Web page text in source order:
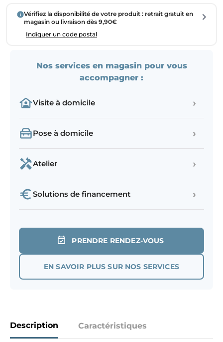
Vérifiez la disponibilité de votre produit : retrait gratuit en
magasin ou livraison dès 9,90€
Indiquer un code postal
Nos services en magasin pour vous
accompagner :
Visite à domicile ›
Pose à domicile ›
Atelier ›
Solutions de financement ›
PRENDRE RENDEZ-VOUS
EN SAVOIR PLUS SUR NOS SERVICES
Description Caractéristiques